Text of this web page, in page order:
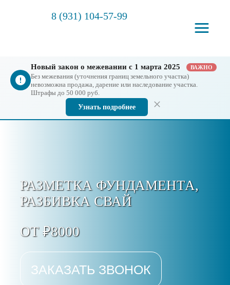
8 (931) 104-57-99
Новый закон о межевании с 1 марта 2025 ВАЖНО
Без межевания (уточнения границ земельного участка)
невозможна продажа, дарение или наследование участка.
Штрафы до 50 000 руб.
Узнать подробнее
РАЗМЕТКА ФУНДАМЕНТА,
РАЗБИВКА СВАЙ
ОТ ₽8000
ЗАКАЗАТЬ ЗВОНОК